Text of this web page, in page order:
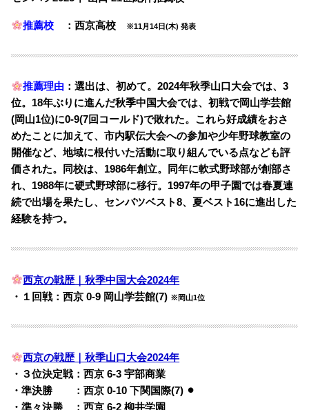
推薦校 ：西京高校 ※11月14日(木) 発表
推薦理由 ：選出は、初めて。2024年秋季山口大会では、3
位。18年ぶりに進んだ秋季中国大会では、初戦で岡山学芸館
(岡山1位)に0-9(7回コールド)で敗れた。これら好成績をおさ
めたことに加えて、市内駅伝大会への参加や少年野球教室の
開催など、地域に根付いた活動に取り組んでいる点なども評
価された。同校は、1986年創立。同年に軟式野球部が創部さ
れ、1988年に硬式野球部に移行。1997年の甲子園では春夏連
続で出場を果たし、センバツベスト8、夏ベスト16に進出した
経験を持つ。
西京の戦歴｜秋季中国大会2024年
・１回戦：西京 0-9 岡山学芸館(7) ※岡山1位
西京の戦歴｜秋季山口大会2024年
・３位決定戦：西京 6-3 宇部商業
・準決勝 ：西京 0-10 下関国際(7) ⚫︎
・準々決勝 ：西京 6-2 柳井学園